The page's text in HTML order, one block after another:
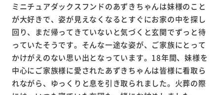
ミニチュアダックスフンドのあずきちゃんは妹様のこと
が大好きで、姿が見えなくなるとすぐにお家の中を探し
回り、まだ帰ってきていないと気づくと玄関でずっと待
っていたそうです。そんな一途な姿が、ご家族にとって
かけがえのない思い出となっています。18年間、妹様を
中心にご家族様に愛されたあずきちゃんは皆様に看取ら
れながら、ゆっくりと息を引き取られました。火葬の際